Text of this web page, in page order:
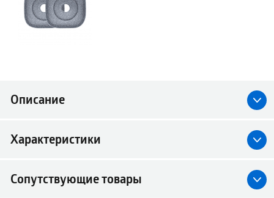
Описание
Характеристики
Сопутствующие товары